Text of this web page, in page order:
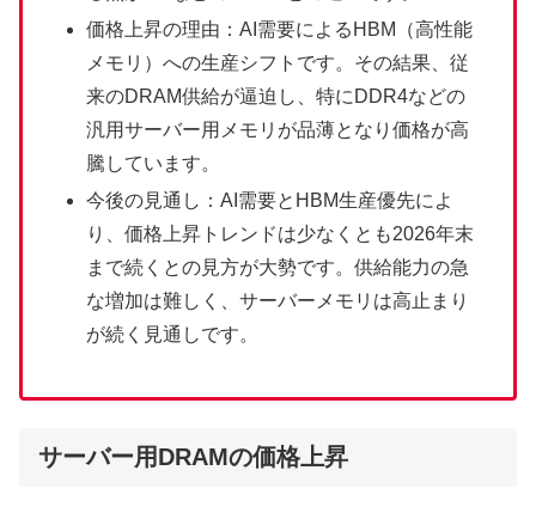
価格上昇の理由：AI需要によるHBM（高性能
メモリ）への生産シフトです。その結果、従
来のDRAM供給が逼迫し、特にDDR4などの
汎用サーバー用メモリが品薄となり価格が高
騰しています。
今後の見通し：AI需要とHBM生産優先によ
り、価格上昇トレンドは少なくとも2026年末
まで続くとの見方が大勢です。供給能力の急
な増加は難しく、サーバーメモリは高止まり
が続く見通しです。
サーバー用DRAMの価格上昇